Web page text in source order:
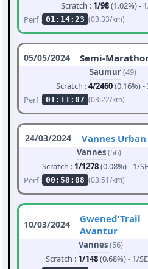
Scratch : 1/98(1.02%) -
Perf : 01:14:23 (03:33/km)
05/05/2024 Semi-
Saumur(49)
Scratch :4/2460(0.16%) -
Perf : 01:11:07 (03:22/km)
24/03/2024 Vannes
Vannes(56)
Scratch : 1/1278(0.08%) - 1/
Perf : 00:50:08 (03:51/km)
10/03/2024
Gwened'Trail
Avantur
Vannes(56)
Scratch : 1/148(0.68%) - 1/